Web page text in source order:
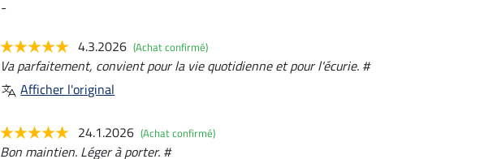
-
4.3.2026 (Achat confirmé)
Va parfaitement, convient pour la vie quotidienne et pour l'écurie. #
Afficher l'original
24.1.2026 (Achat confirmé)
Bon maintien. Léger à porter. #